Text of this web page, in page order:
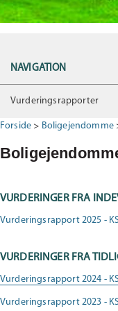
NAVIGATION
Vurderingsrapporter
Forside > Boligejendomme
VURDERINGER FRA
Vurderingsrapport 2025 -
VURDERINGER FRA
Vurderingsrapport 2024 -
Vurderingsrapport 2023 -